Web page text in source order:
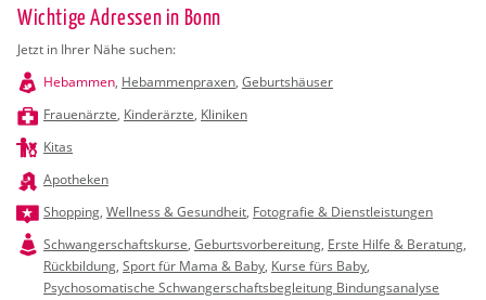
Wichtige Adressen in Bonn
Jetzt in Ihrer Nähe suchen:
Hebammen, Hebammenpraxen, Geburtshäuser
Frauenärzte, Kinderärzte, Kliniken
Kitas
Apotheken
Shopping, Wellness & Gesundheit, Fotografie & Dienstleistungen
Schwangerschaftskurse, Geburtsvorbereitung, Erste Hilfe & Beratung,
Rückbildung, Sport für Mama & Baby, Kurse fürs Baby,
Psychosomatische Schwangerschaftsbegleitung Bindungsanalyse